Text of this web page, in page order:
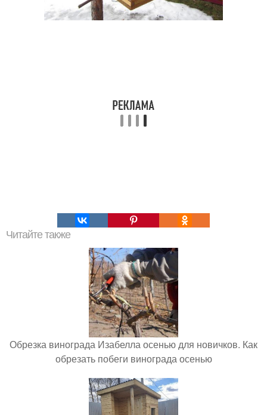
Читайте также
Обрезка винограда Изабелла осенью для новичков. Как
обрезать побеги винограда осенью